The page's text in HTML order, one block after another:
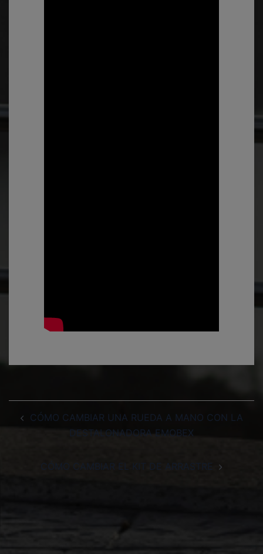
Navegación
de CÓMO CAMBIAR UNA RUEDA A MANO CON LA
DESTALONADORA EMOBEX
CÓMO CAMBIAR EL KIT DE ARRASTRE